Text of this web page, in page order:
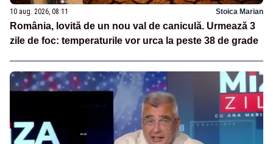
10 aug. 2026, 08:11 Stoica Marian
România, lovită de un nou val de caniculă. Urmează 3
zile de foc: temperaturile vor urca la peste 38 de grade